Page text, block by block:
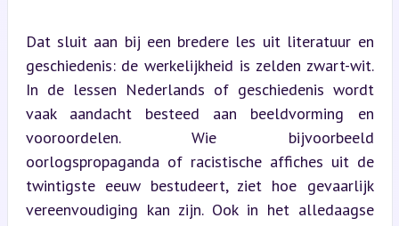
Dat sluit aan bij een bredere les uit literatuur en
geschiedenis: de werkelijkheid is zelden zwart-wit.
In de lessen Nederlands of geschiedenis wordt
vaak aandacht besteed aan beeldvorming en
vooroordelen. Wie bijvoorbeeld
oorlogspropaganda of racistische affiches uit de
twintigste eeuw bestudeert, ziet hoe gevaarlijk
vereenvoudiging kan zijn. Ook in het alledaagse